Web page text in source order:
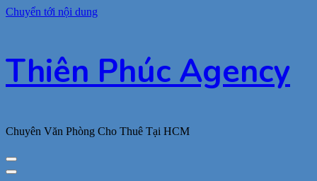
Chuyển tới nội dung
Thiên Phúc Agency
Chuyên Văn Phòng Cho Thuê Tại HCM